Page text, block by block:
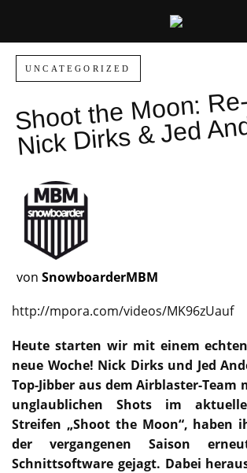
UNCATEGORIZED
Shoot
Re-
Dirks & Jed
von SnowboarderMBM
http://mpora.com/videos/MK96zUauf
Heute starten wir mit einem
neue Woche! Nick Dirks und Jed
Top-Jibber aus dem Airblaster-Team
unglaublichen Shots im
Streifen „Shoot the Moon“, haben
der vergangenen Saison
Schnittsoftware gejagt. Dabei